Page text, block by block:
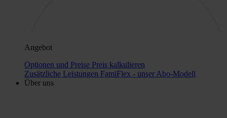
Angebot
Optionen und Preise Preis kalkulieren
Zusätzliche Leistungen FamiFlex - unser Abo-Modell
Über uns